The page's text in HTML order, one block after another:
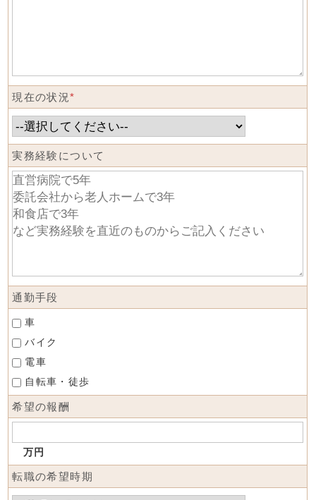
現在の状況*
実務経験について
通勤手段
車
バイク
電車
自転車・徒歩
希望の報酬
万円
転職の希望時期